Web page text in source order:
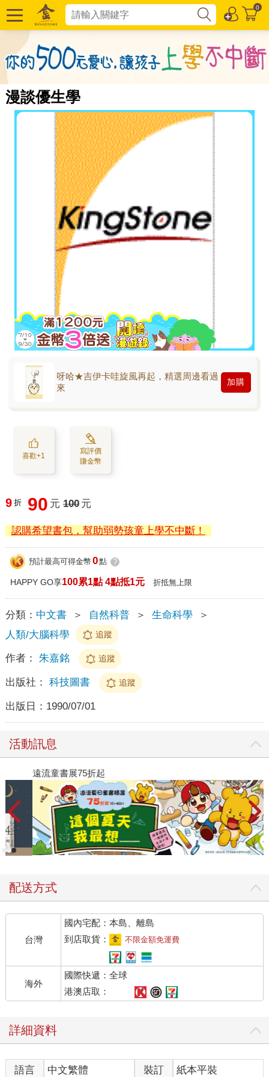
0
漫談優生學
呀哈★吉伊卡哇旋風再起，精選周邊看過
來
加購
喜歡+1
寫評價
賺金幣
9 折 90 元 100 元
認購希望書包，幫助弱勢孩童上學不中斷！
預計最高可得金幣 0點 ?
HAPPY GO享100累1點 4點抵1元 折抵無上限
分類： 中文書 ＞ 自然科普 ＞ 生命科學
＞
人類/大腦科學
追蹤
作者： 朱嘉銘 追蹤
出版社： 科技圖書 追蹤
出版日： 1990/07/01
活動訊息
遠流童書展75折起
配送方式
台灣
國內宅配：本島、離島
到店取貨：
不限金額免運費
海外
國際快遞：全球
港澳店取：
詳細資料
語言 中文繁體 裝訂
紙本平裝